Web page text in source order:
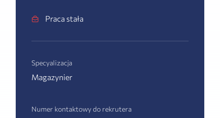
Praca stała
Specyalizacja
Magazynier
Numer kontaktowy do rekrutera